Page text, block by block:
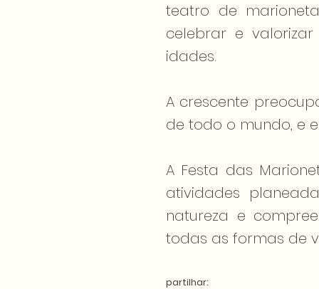
teatro de
celebrar e
idades.
A crescente
de todo o mundo, e
A Festa das
atividades
natureza e
todas as formas de
partilhar: